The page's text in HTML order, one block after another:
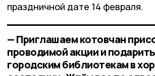
праздничной дате 14 февраля.
— Приглашаем котовчан
проводимой акции и
городским библиотекам в